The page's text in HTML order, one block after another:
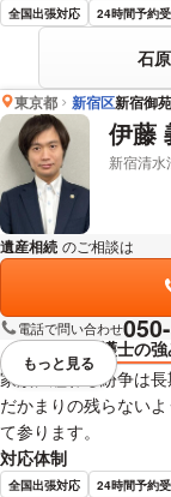
全国出張対応 24時間予約
石
東京都 新宿区新宿御
伊藤
新宿清
遺産相続 のご相談は
電話で問い合わせ
弁護士の
家族に纏わる紛争は
だかまりの残らない
て参ります。
対応体制
全国出張対応 24時間予約
視覚的に省略さ
もっと見る